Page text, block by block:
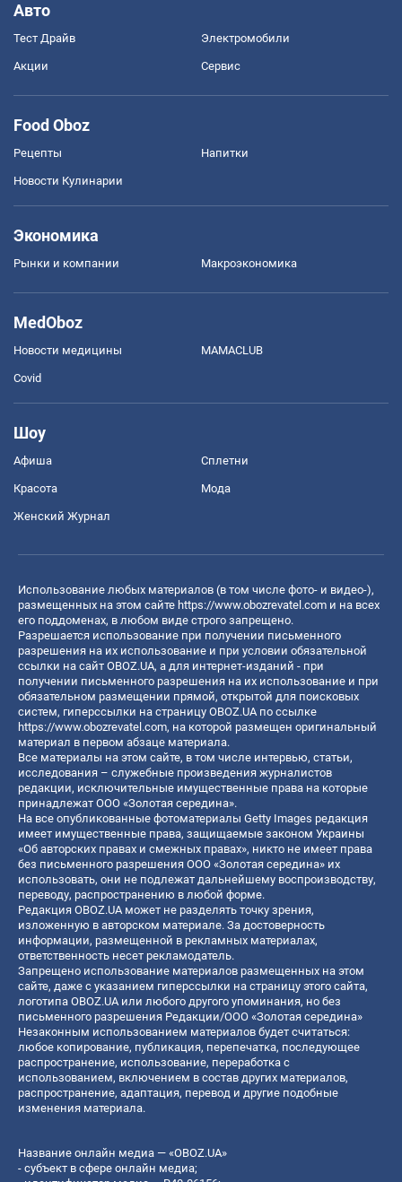
Авто
Тест Драйв Электромобили
Акции Сервис
Food Oboz
Рецепты Напитки
Новости Кулинарии
Экономика
Рынки и компании Mакроэкономика
MedOboz
Новости медицины MAMACLUB
Covid
Шоу
Афиша Сплетни
Красота Мода
Женский Журнал
Использование любых материалов (в том числе фото- и видео-),
размещенных на этом сайте https://www.obozrevatel.com и на всех
его поддоменах, в любом виде строго запрещено.
Разрешается использование при получении письменного
разрешения на их использование и при условии обязательной
ссылки на сайт OBOZ.UA, а для интернет-изданий - при
получении письменного разрешения на их использование и при
обязательном размещении прямой, открытой для поисковых
систем, гиперссылки на страницу OBOZ.UA по ссылке
https://www.obozrevatel.com, на которой размещен оригинальный
материал в первом абзаце материала.
Все материалы на этом сайте, в том числе интервью, статьи,
исследования – служебные произведения журналистов
редакции, исключительные имущественные права на которые
принадлежат ООО «Золотая середина».
На все опубликованные фотоматериалы Getty Images редакция
имеет имущественные права, защищаемые законом Украины
«Об авторских правах и смежных правах», никто не имеет права
без письменного разрешения ООО «Золотая середина» их
использовать, они не подлежат дальнейшему воспроизводству,
переводу, распространению в любой форме.
Редакция OBOZ.UA может не разделять точку зрения,
изложенную в авторском материале. За достоверность
информации, размещенной в рекламных материалах,
ответственность несет рекламодатель.
Запрещено использование материалов размещенных на этом
сайте, даже с указанием гиперссылки на страницу этого сайта,
логотипа OBOZ.UA или любого другого упоминания, но без
письменного разрешения Редакции/ООО «Золотая середина»
Незаконным использованием материалов будет считаться:
любое копирование, публикация, перепечатка, последующее
распространение, использование, переработка с
использованием, включением в состав других материалов,
распространение, адаптация, перевод и другие подобные
изменения материала.
Название онлайн медиа — «OBOZ.UA»
- субъект в сфере онлайн медиа;